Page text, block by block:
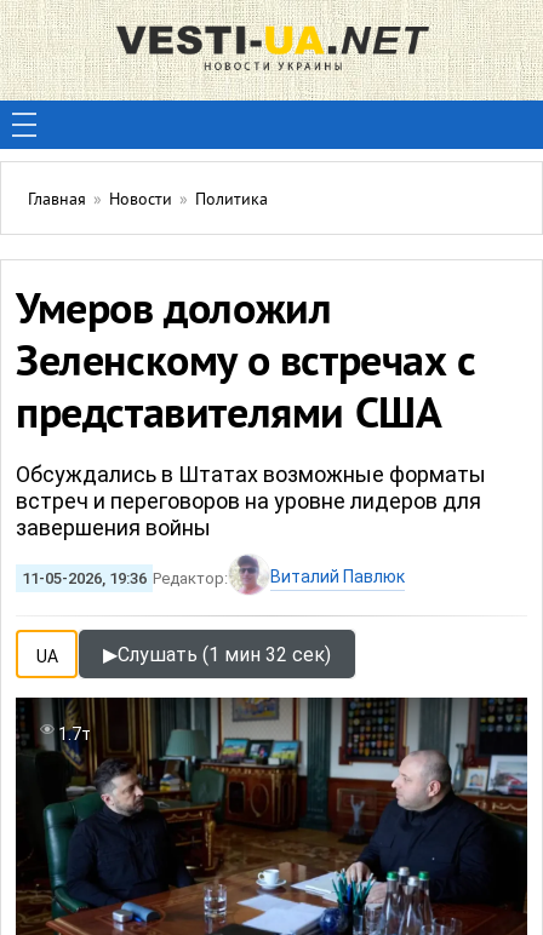
Главная » Новости » Политика
Умеров доложил
Зеленскому о встречах с
представителями США
Обсуждались в Штатах возможные форматы
встреч и переговоров на уровне лидеров для
завершения войны
11-05-2026, 19:36 Редактор: Виталий Павлюк
UA ▶Слушать (1 мин 32 сек)
1.7т